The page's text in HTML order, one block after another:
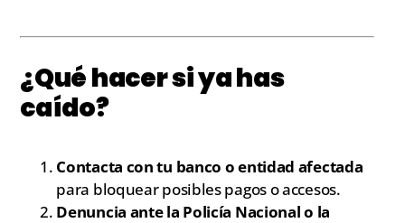
¿Qué hacer si ya has
caído?
Contacta con tu banco o entidad afectada
para bloquear posibles pagos o accesos.
Denuncia ante la Policía Nacional o la